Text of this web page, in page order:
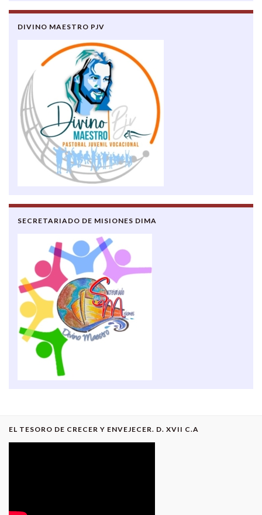
DIVINO MAESTRO PJV
SECRETARIADO DE MISIONES DIMA
EL TESORO DE CRECER Y ENVEJECER. D. XVII C.A